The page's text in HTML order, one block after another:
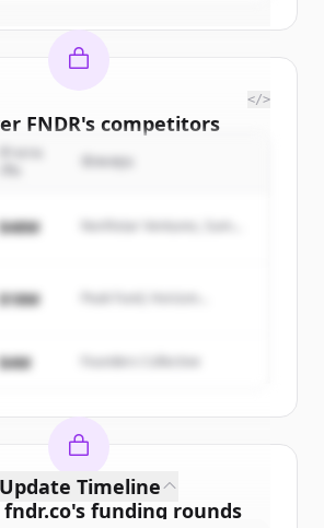
FNDR's competitors
free to view all
include trial credits to
get started.
Create Free Account
</>
นักลงทุน
$48M
Northstar Ventures, Summit
$18M
Peak Fund, Horizon
$4M Founders Collective
fndr.co's funding rounds
Timeline